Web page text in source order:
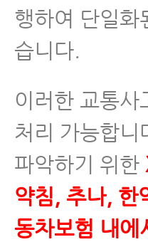
행하여 단일
습니다.
이러한 교통
처리 가능합
파악하기 위한
약침, 추나, 한
동차보험 내에